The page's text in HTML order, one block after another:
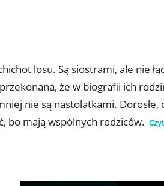
losu. Są siostrami, ale nie
że w biografii ich
nie są nastolatkami.
bo mają wspólnych rodziców.